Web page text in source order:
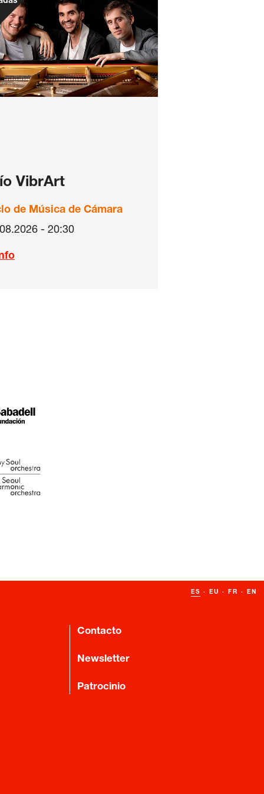
VibrArt
de Música de Cámara
- 20:30
ES · EU · FR · EN
Contacto
Newsletter
Patrocinio